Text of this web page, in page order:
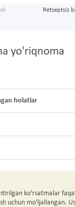
Retseptsiz
yo'riqnoma
holatlar
ko'rsatmalar
uchun mo'ljallangan.